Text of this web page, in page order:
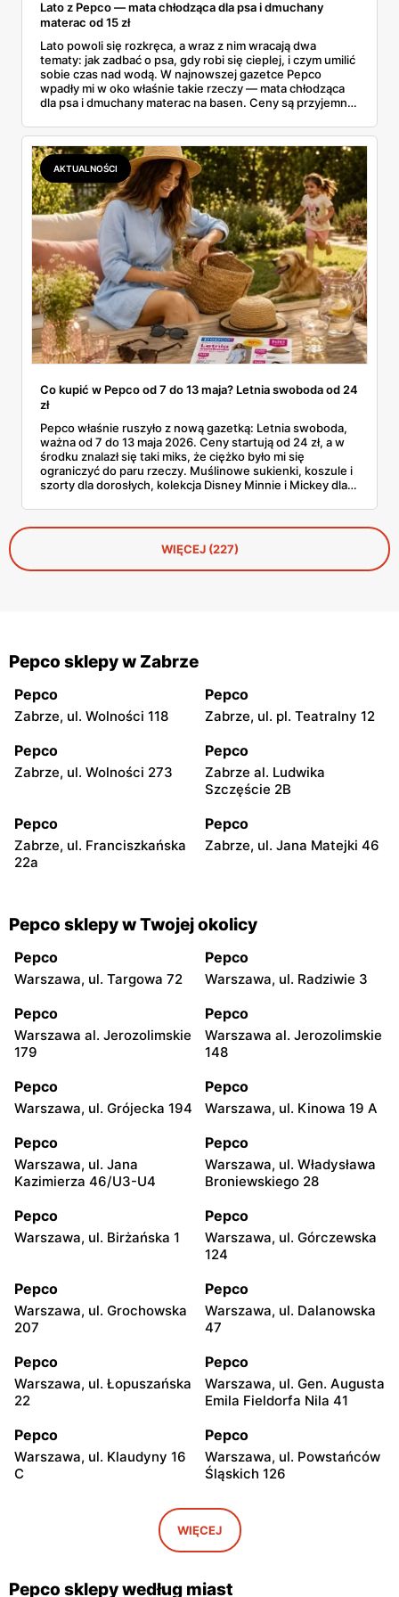
Lato z Pepco — mata chłodząca dla psa i dmuchany
materac od 15 zł
Lato powoli się rozkręca, a wraz z nim wracają dwa
tematy: jak zadbać o psa, gdy robi się cieplej, i czym umilić
sobie czas nad wodą. W najnowszej gazetce Pepco
wpadły mi w oko właśnie takie rzeczy — mata chłodząca
dla psa i dmuchany materac na basen. Ceny są przyjemne:
Zebrałam to, co naprawdę warto rozważyć na ten sezon
— dla czworonoga w domu i dla całej rodziny nad wodą.
AKTUALNOŚCI
Co kupić w Pepco od 7 do 13 maja? Letnia swoboda od 24
zł
Pepco właśnie ruszyło z nową gazetką: Letnia swoboda,
ważna od 7 do 13 maja 2026. Ceny startują od 24 zł, a w
środku znalazł się taki miks, że ciężko było mi się
ograniczyć do paru rzeczy. Muślinowe sukienki, koszule i
szorty dla dorosłych, kolekcja Disney Minnie i Mickey dla
zabawki, akcesoria dla zwierząt i tarasowe drobiazgi w
wisienki. Przejrzałam stronę po stronie i wyłuskałam to, na
co szkoda przejść obojętnie. Z aplikacją Pepco można
dodatkowo odbić 10% u kasy.WIĘCEJ (227)
Pepco sklepy w Zabrze
Pepco
Zabrze, ul. Wolności 118
Pepco
Zabrze, ul. pl. Teatralny 12
Pepco
Zabrze, ul. Wolności 273
Pepco
Zabrze al. Ludwika
Szczęście 2B
Pepco
Zabrze, ul. Franciszkańska
22a
Pepco
Zabrze, ul. Jana Matejki 46
Pepco sklepy w Twojej okolicy
Pepco
Warszawa, ul. Targowa 72
Pepco
Warszawa, ul. Radziwie 3
Pepco
Warszawa al. Jerozolimskie
179
Pepco
Warszawa al. Jerozolimskie
148
Pepco
Warszawa, ul. Grójecka 194
Pepco
Warszawa, ul. Kinowa 19 A
Pepco
Warszawa, ul. Jana
Kazimierza 46/U3-U4
Pepco
Warszawa, ul. Władysława
Broniewskiego 28
Pepco
Warszawa, ul. Birżańska 1
Pepco
Warszawa, ul. Górczewska
124
Pepco
Warszawa, ul. Grochowska
207
Pepco
Warszawa, ul. Dalanowska
47
Pepco
Warszawa, ul. Łopuszańska
22
Pepco
Warszawa, ul. Gen. Augusta
Emila Fieldorfa Nila 41
Pepco
Warszawa, ul. Klaudyny 16
C
Pepco
Warszawa, ul. Powstańców
Śląskich 126
Warszawa, ul. Wrocławska
Pepco
Warszawa, ul. Świetlików 8
Pepco Pepco
WIĘCEJ
Pepco sklepy według miast